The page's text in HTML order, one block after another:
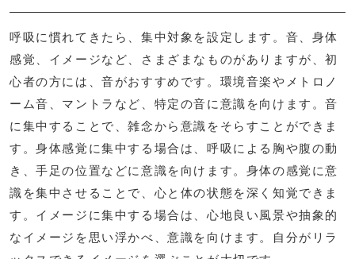
呼吸に慣れてきたら、集中対象を設定します。音、身体
感覚、イメージなど、さまざまなものがありますが、初
心者の方には、音がおすすめです。環境音楽やメトロノ
ーム音、マントラなど、特定の音に意識を向けます。音
に集中することで、雑念から意識をそらすことができま
す。身体感覚に集中する場合は、呼吸による胸や腹の動
き、手足の位置などに意識を向けます。身体の感覚に意
識を集中させることで、心と体の状態を深く知覚できま
す。イメージに集中する場合は、心地良い風景や抽象的
なイメージを思い浮かべ、意識を向けます。自分がリラ